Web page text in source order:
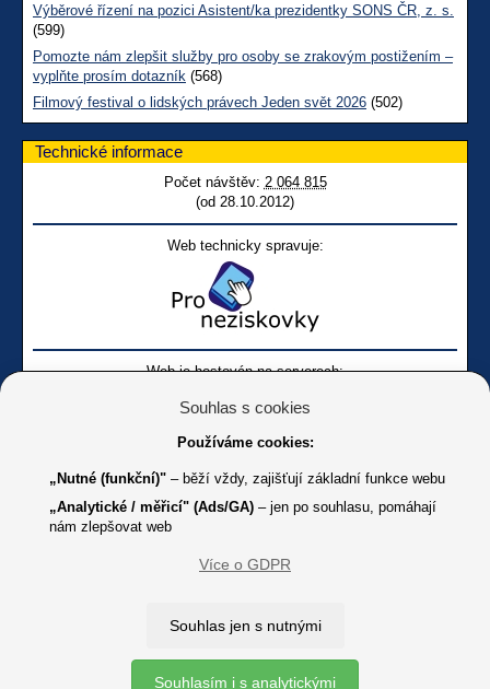
Výběrové řízení na pozici Asistent/ka prezidentky SONS ČR, z. s.
(599)
Pomozte nám zlepšit služby pro osoby se zrakovým postižením –
vyplňte prosím dotazník (568)
Filmový festival o lidských právech Jeden svět 2026 (502)
Technické informace
Počet návštěv: 2 064 815
(od 28.10.2012)
Web technicky spravuje:
Web je hostován na serverech:
Online
Youtube SONS
K jakémukoliv užití textů a obrázků uvedených na tomto serveru je
Copyright © 2012 - 2026 SONS ČR, z. s.
Souhlas s cookies
Používáme cookies:
„Nutné (funkční)" – běží vždy, zajišťují základní funkce webu
„Analytické / měřicí" (Ads/GA) – jen po souhlasu, pomáhají
nám zlepšovat web
Více o GDPR
Souhlas jen s nutnými
Souhlasím i s analytickými